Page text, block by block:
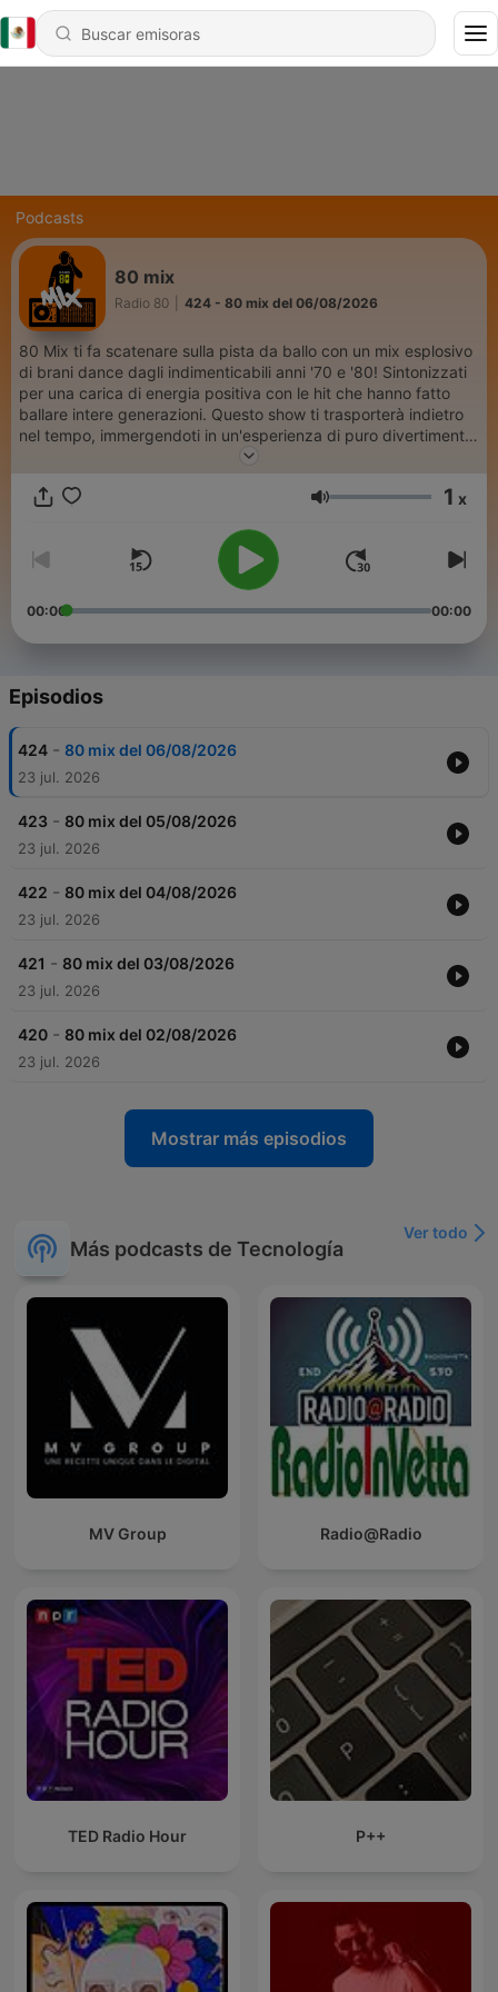
Podcasts
80 mix
Radio 80 424 - 80 mix del 06/08/2026
80 Mix ti fa scatenare sulla pista da ballo con un mix esplosivo
di brani dance dagli indimenticabili anni '70 e '80! Sintonizzati
per una carica di energia positiva con le hit che hanno fatto
ballare intere generazioni. Questo show ti trasporterà indietro
nel tempo, immergendoti in un'esperienza di puro divertimento
e ritmo. Preparati a muovere i tuoi piedi al suono delle canzoni
Volumen 1 x
00:00 00:00
Episodios
424 - 80 mix del 06/08/2026
23 jul. 2026
423 - 80 mix del 05/08/2026
23 jul. 2026
422 - 80 mix del 04/08/2026
23 jul. 2026
421 - 80 mix del 03/08/2026
23 jul. 2026
420 - 80 mix del 02/08/2026
23 jul. 2026
Mostrar más episodios
Más podcasts de Tecnología
Ver todo
MV Group Radio@Radio
TED Radio Hour P++